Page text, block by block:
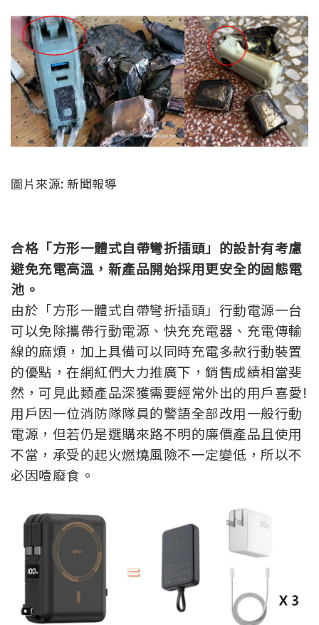
圖片來源: 新聞報導
合格「方形一體式自帶彎折插頭」的設計有考慮
避免充電高溫，新產品開始採用更安全的固態電
池。
由於「方形一體式自帶彎折插頭」行動電源一台
可以免除攜帶行動電源、快充充電器、充電傳輸
線的麻煩，加上具備可以同時充電多款行動裝置
的優點，在網紅們大力推廣下，銷售成績相當斐
然，可見此類產品深獲需要經常外出的用戶喜愛!
用戶因一位消防隊隊員的警語全部改用一般行動
電源，但若仍是選購來路不明的廉價產品且使用
不當，承受的起火燃燒風險不一定變低，所以不
必因噎廢食。